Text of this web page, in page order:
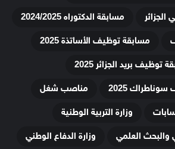
مسابقة الدكتوراه 2024/2025
مسابقة توظيف الأساتذة 2025
توظيف بريد الجزائر 2025
2025
مناصب شغل
وزارة التربية الوطنية
والبحث العلمي
وزارة الدفاع الوطني